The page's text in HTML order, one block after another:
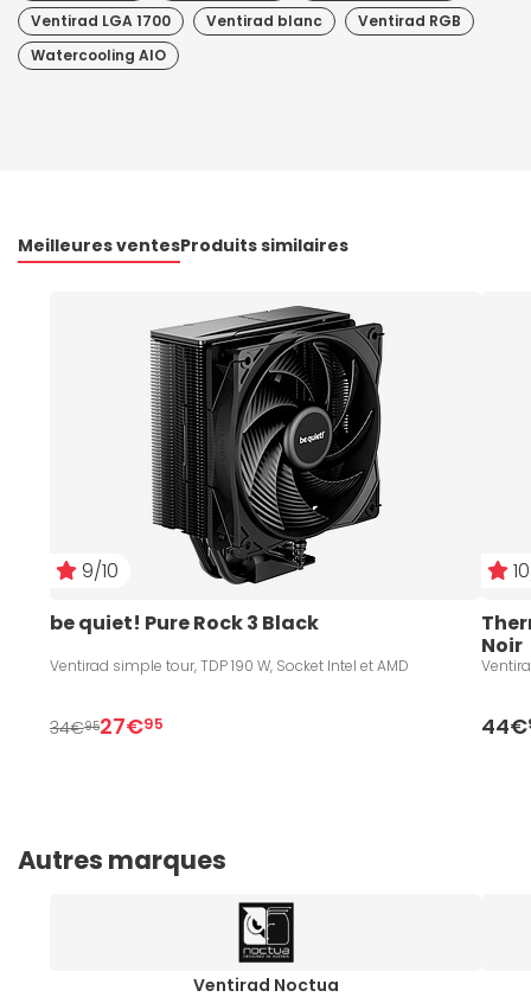
Ventirad LGA 1700
Ventirad blanc
Ventirad RGB
Watercooling AIO
Meilleures ventesProduits similaires
9/10
be quiet! Pure Rock 3 Black
Ventirad simple tour, TDP 190 W, Socket Intel et AMD
34€9527€95
Noir
44€
Autres marques
Ventirad Noctua